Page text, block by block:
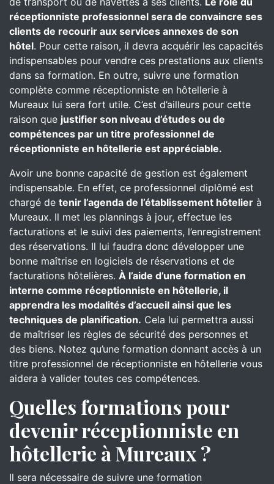
réceptionniste professionnel sera de convaincre ses
clients de recourir aux services annexes de son
hôtel. Pour cette raison, il devra acquérir les capacités
indispensables pour vendre ces prestations aux clients
dans sa formation. En outre, suivre une formation
complète comme réceptionniste en hôtellerie à
Mureaux lui sera fort utile. C’est d’ailleurs pour cette
raison que justifier son niveau d’études ou de
compétences par un titre professionnel de
réceptionniste en hôtellerie est appréciable.
Avoir une bonne capacité de gestion est également
indispensable. En effet, ce professionnel diplômé est
chargé de tenir l’agenda de l’établissement hôtelier à
Mureaux. Il met les plannings à jour, effectue les
facturations et le suivi des paiements, l’enregistrement
des réservations. Il lui faudra donc développer une
bonne maîtrise en logiciels de réservations et de
facturations hôtelières. À l’aide d’une formation en
interne comme réceptionniste en hôtellerie, il
apprendra les modalités d’accueil ainsi que les
techniques de planification. Cela lui permettra aussi
de maîtriser les règles de sécurité des personnes et
des biens. Notez qu’une formation donnant accès à un
titre professionnel de réceptionniste en hôtellerie vous
aidera à valider toutes ces compétences.
Quelles formations pour
devenir réceptionniste en
hôtellerie à Mureaux ?
Il sera nécessaire de suivre une formation